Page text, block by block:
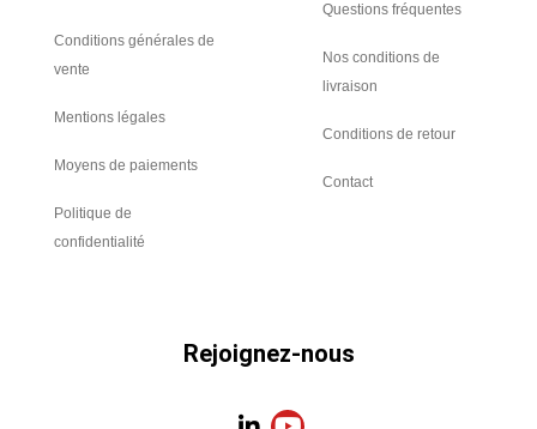
Conditions générales de
vente
Mentions légales
Moyens de paiements
Politique de
confidentialité
Questions fréquentes
Nos conditions de
livraison
Conditions de retour
Contact
Rejoignez-nous
L Y